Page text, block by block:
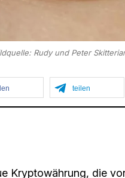
Rudy und Peter
teilen
Kryptowährung, die